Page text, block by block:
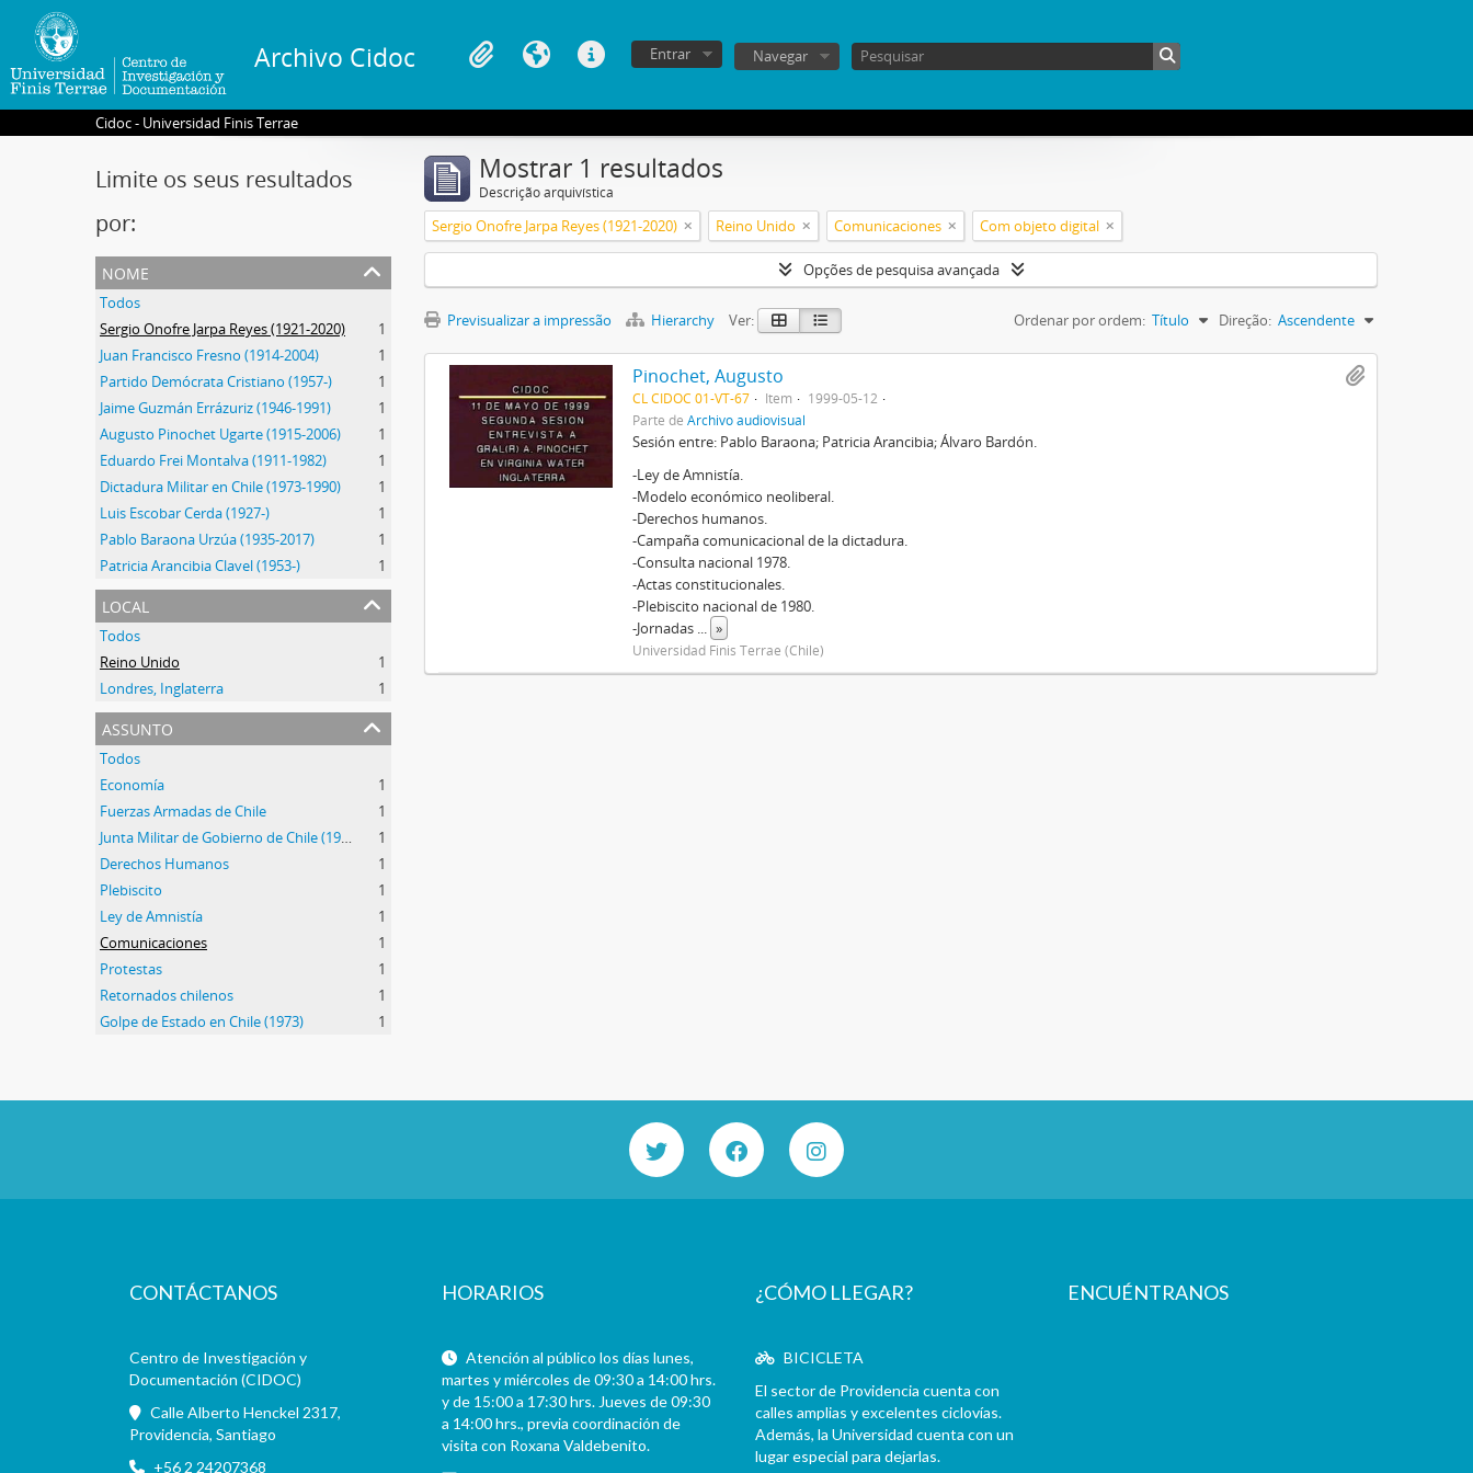
Archivo Cidoc Entrar Navegar
Cidoc - Universidad Finis Terrae
Limite os seus resultados
por:
nome
Todos
Sergio Onofre Jarpa Reyes (1921-2020)
1
Juan Francisco Fresno (1914-2004)
1
Partido Demócrata Cristiano (1957-)
1
Jaime Guzmán Errázuriz (1946-1991)
1
Augusto Pinochet Ugarte (1915-2006)
1
Eduardo Frei Montalva (1911-1982)
1
Dictadura Militar en Chile (1973-1990)
1
Luis Escobar Cerda (1927-)
1
Pablo Baraona Urzúa (1935-2017)
1
Patricia Arancibia Clavel (1953-)
1
local
Todos
Reino Unido
1
Londres, Inglaterra
1
assunto
Todos
Economía
1
Fuerzas Armadas de Chile
1
Junta Militar de Gobierno de Chile (1973-1990)
1
Derechos Humanos
1
Plebiscito
1
Ley de Amnistía
1
Comunicaciones
1
Protestas
1
Retornados chilenos
1
Golpe de Estado en Chile (1973)
1
Mostrar 1 resultados
Descrição arquivística
Sergio Onofre Jarpa Reyes (1921-2020) Reino Unido Comunicaciones Com objeto digital
Opções de pesquisa avançada
Previsualizar a impressão Hierarchy Ver: Ordenar por ordem: Título Direção: Ascendente
Pinochet, Augusto
CL CIDOC 01-VT-67 Item
1999-05-12
Parte deArchivo audiovisual
Sesión entre: Pablo Baraona; Patricia Arancibia; Álvaro Bardón.
-Ley de Amnistía.
-Modelo económico neoliberal.
-Derechos humanos.
-Campaña comunicacional de la dictadura.
-Consulta nacional 1978.
-Actas constitucionales.
-Plebiscito nacional de 1980.
-Jornadas ... »
Universidad Finis Terrae (Chile)
CONTÁCTANOS
Centro de Investigación y
Documentación (CIDOC)
Calle Alberto Henckel 2317,
Providencia, Santiago
+56 2 24207368
HORARIOS
Atención al público los días lunes,
martes y miércoles de 09:30 a 14:00 hrs.
y de 15:00 a 17:30 hrs. Jueves de 09:30
a 14:00 hrs., previa coordinación de
visita con Roxana Valdebenito.
¿CÓMO LLEGAR?
BICICLETA
El sector de Providencia cuenta con
calles amplias y excelentes ciclovías.
Además, la Universidad cuenta con un
lugar especial para dejarlas.
ENCUÉNTRANOS